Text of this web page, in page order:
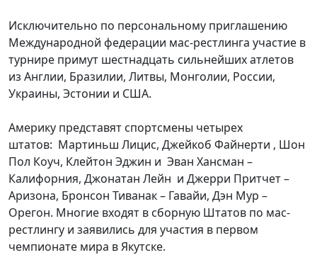
Исключительно по персональному приглашению
Международной федерации мас-рестлинга участие в
турнире примут шестнадцать сильнейших атлетов
из Англии, Бразилии, Литвы, Монголии, России,
Украины, Эстонии и США.
Америку представят спортсмены четырех
штатов: Мартиньш Лицис, Джейкоб Файнерти , Шон
Пол Коуч, Клейтон Эджин и Эван Хансман –
Калифорния, Джонатан Лейн и Джерри Притчет –
Аризона, Бронсон Тиванак – Гавайи, Дэн Мур –
Орегон. Многие входят в сборную Штатов по мас-
рестлингу и заявились для участия в первом
чемпионате мира в Якутске.